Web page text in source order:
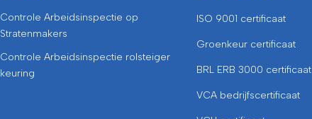
Controle Arbeidsinspectie op
Stratenmakers
Controle Arbeidsinspectie rolsteiger
keuring
ISO 9001 certificaat
Groenkeur certificaat
BRL ERB 3000 certificaat
VCA bedrijfscertificaat